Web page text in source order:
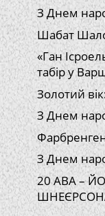
З Днем
Шабат
«Ган
табір у
Золотий
З Днем
З Днем
20 АВА –